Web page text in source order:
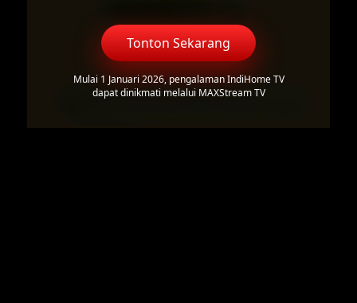
Tonton Sekarang
Mulai 1 Januari 2026, pengalaman IndiHome TV
dapat dinikmati melalui MAXStream TV